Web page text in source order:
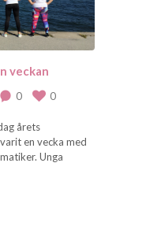
veckan
0 0
årets
en vecka med
Unga